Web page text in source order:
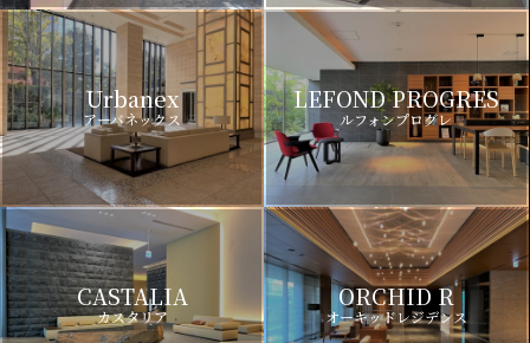
Urbanex
アーバネックス
LEFOND PROGRES
ルフォンプログレ
CASTALIA
カスタリア
ORCHID R
オーキッドレジデンス